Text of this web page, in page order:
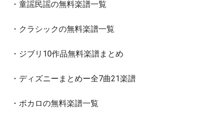
・童謡民謡の無料楽譜一覧
・クラシックの無料楽譜一覧
・ジブリ10作品無料楽譜まとめ
・ディズニーまとめー全7曲21楽譜
・ボカロの無料楽譜一覧